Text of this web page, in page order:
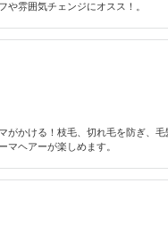
や雰囲気チェンジにオスス！。
がかける！枝毛、切れ毛を防ぎ、毛
マヘアーが楽しめます。